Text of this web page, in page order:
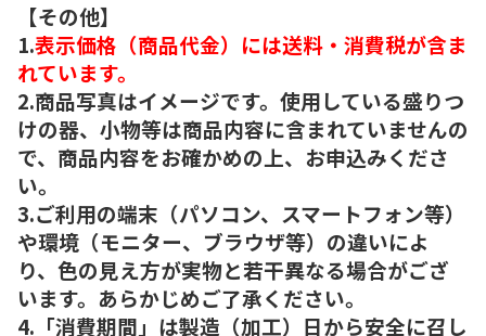
【その他】
1.表示価格（商品代金）には送料・消費税が含ま
れています。
2.商品写真はイメージです。使用している盛りつ
けの器、小物等は商品内容に含まれていませんの
で、商品内容をお確かめの上、お申込みくださ
い。
3.ご利用の端末（パソコン、スマートフォン等）
や環境（モニター、ブラウザ等）の違いによ
り、色の見え方が実物と若干異なる場合がござ
います。あらかじめご了承ください。
4.「消費期間」は製造（加工）日から安全に召し